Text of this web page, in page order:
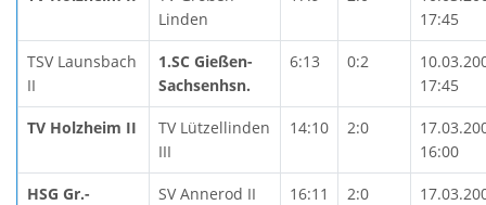
Linden
17:45
TSV Launsbach
II
1.SC Gießen-
Sachsenhsn.
6:13 0:2
17:45
TV Holzheim II
TV Lützellinden
III
14:10 2:0
16:00
HSG Gr.-
SV Annerod II 16:11 2:0